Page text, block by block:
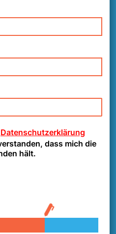
Initiative
Datenschutzerklärung
dass mich die
hält.